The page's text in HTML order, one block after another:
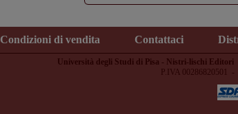
Condizioni di vendita Contattaci
Università degli Studi di Pisa - Nistri-lischi Editori
P.IVA 00286820501 -